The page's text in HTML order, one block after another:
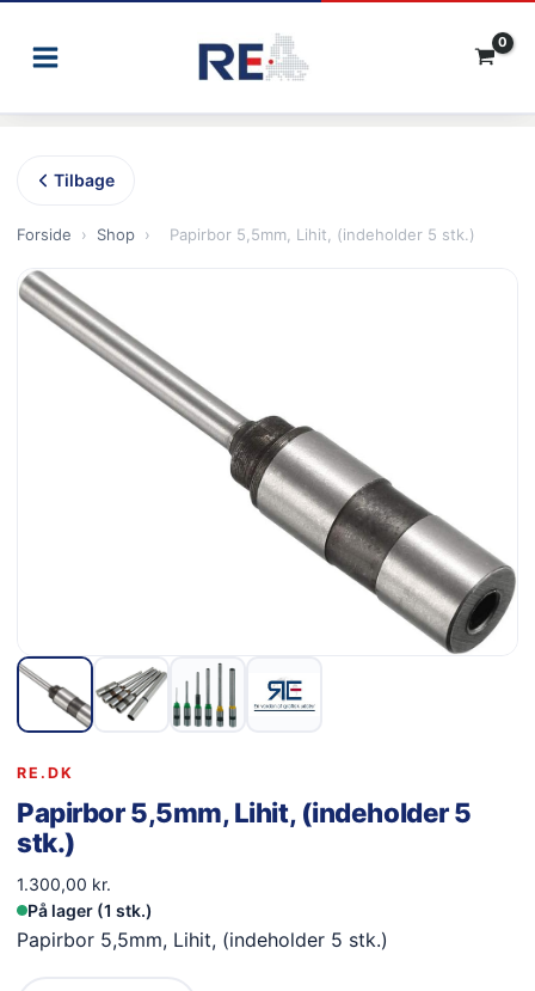
Tilbage
Forside › Shop › Papirbor 5,5mm, Lihit, (indeholder 5 stk.)
RE.DK
Papirbor 5,5mm, Lihit, (indeholder 5
stk.)
1.300,00 kr.
På lager (1 stk.)
Papirbor 5,5mm, Lihit, (indeholder 5 stk.)